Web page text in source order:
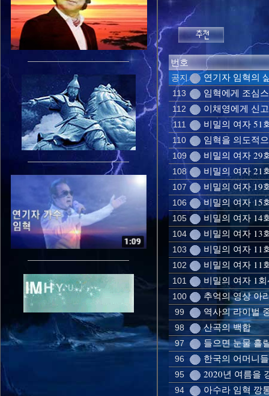
번호
공지 연기자 임혁의
113 임혁에게 조심
112 이채영에게 신
111 비밀의 여자 51
110 임혁을 의도적
109 비밀의 여자 29
108 비밀의 여자 21
107 비밀의 여자 19
106 비밀의 여자 15
105 비밀의 여자 14
104 비밀의 여자 13
103 비밀의 여자 11
102 비밀의 여자 11
101 비밀의 여자 1회
100 추억의 영상 아
99 역사의 라이벌
98 산곡의 백합
97 들으면 눈물 흘
96 한국의 어머니
95 2020년 여름을
94 아수라 임혁 깡